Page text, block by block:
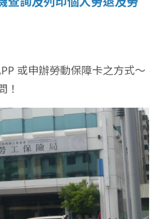
或申辦勞動保障卡之方式～
！